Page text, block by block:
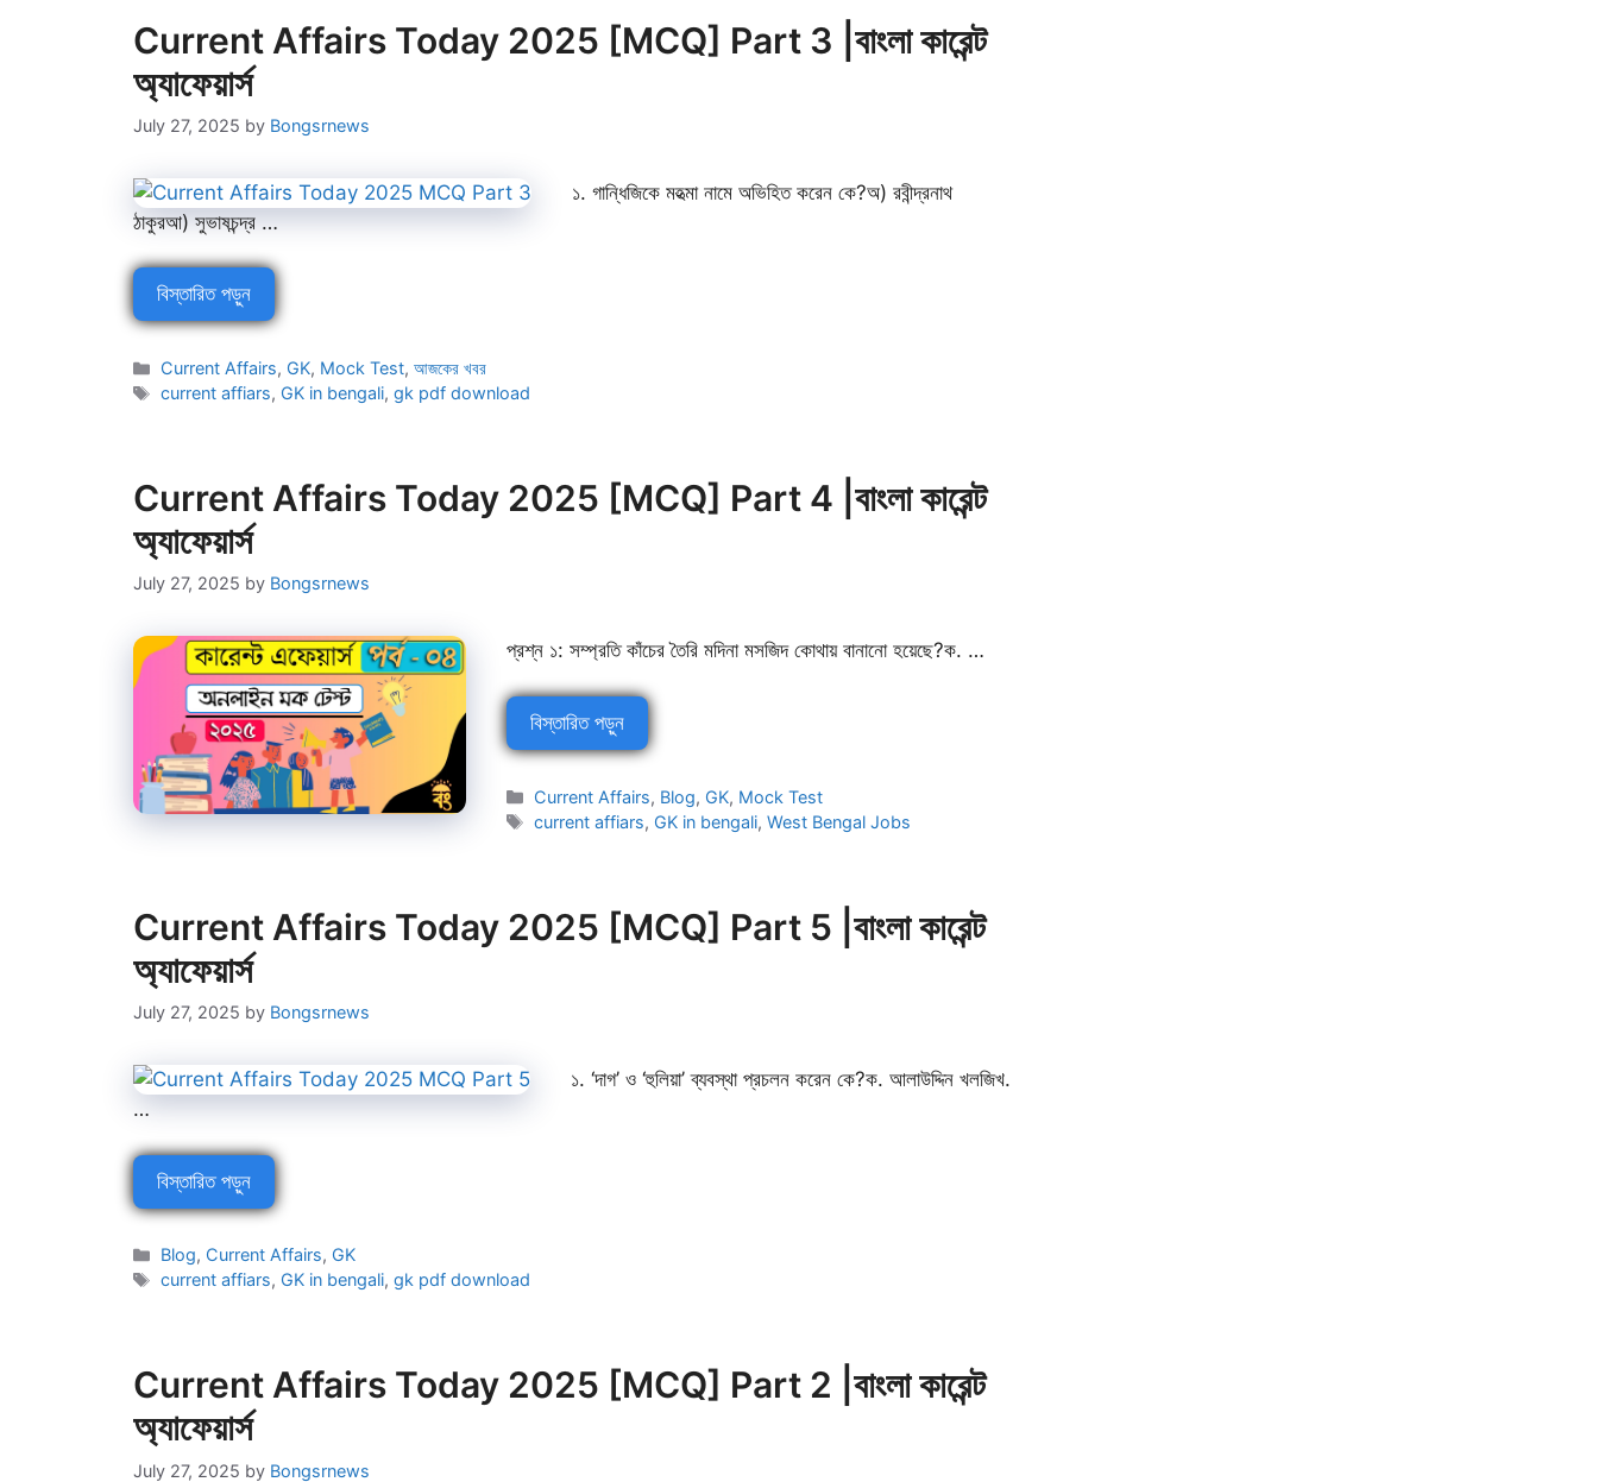
Current Affairs Today 2025 [MCQ] Part 3 |বাংলা কারেন্ট
অ্যাফেয়ার্স
July 27, 2025 by Bongsrnews
১. গান্ধিজিকে মহত্মা নামে অভিহিত করেন কে?অ) রবীন্দ্রনাথ
ঠাকুরআ) সুভাষচন্দ্র …
বিস্তারিত পড়ুন
Categories
Current Affairs, GK, Mock Test,আজকের খবর
Tags
current affiars, GK in bengali,gk pdf download
Current Affairs Today 2025 [MCQ] Part 4 |বাংলা কারেন্ট
অ্যাফেয়ার্স
July 27, 2025 by Bongsrnews
প্রশ্ন ১: সম্প্রতি কাঁচের তৈরি মদিনা মসজিদ কোথায় বানানো হয়েছে?ক. …
বিস্তারিত পড়ুন
Categories
Current Affairs, Blog, GK, Mock Test
Tags
current affiars, GK in bengali,West Bengal Jobs
Current Affairs Today 2025 [MCQ] Part 5 |বাংলা কারেন্ট
অ্যাফেয়ার্স
July 27, 2025 by Bongsrnews
১. ‘দাগ’ ও ‘হুলিয়া’ ব্যবস্থা প্রচলন করেন কে?ক. আলাউদ্দিন খলজিখ.
…
বিস্তারিত পড়ুন
Categories
Blog, Current Affairs, GK
Tags
current affiars, GK in bengali,gk pdf download
Current Affairs Today 2025 [MCQ] Part 2 |বাংলা কারেন্ট
অ্যাফেয়ার্স
July 27, 2025 by Bongsrnews